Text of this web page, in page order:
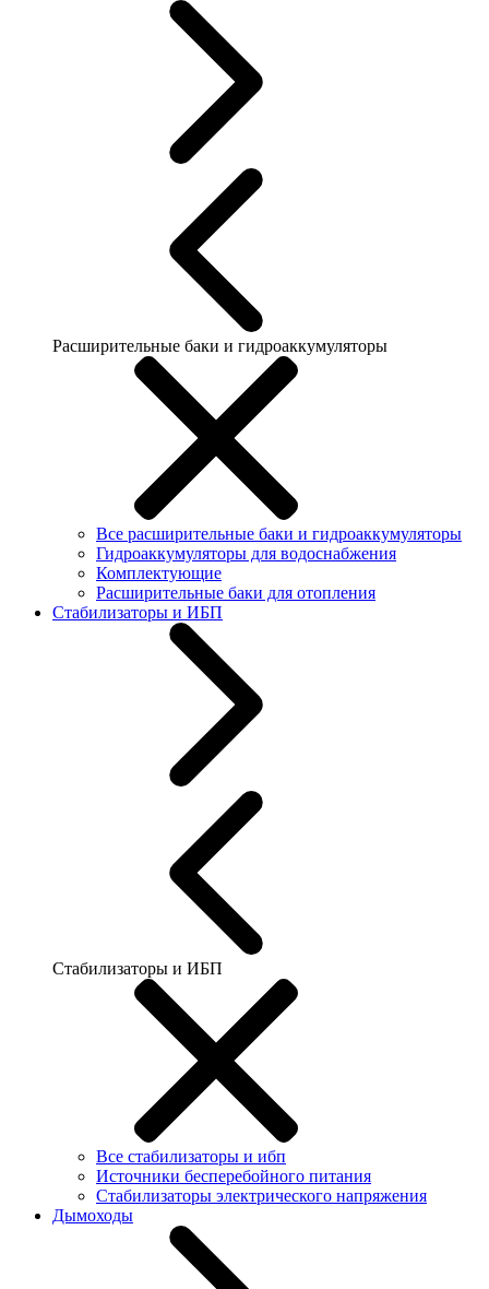
Расширительные баки и гидроаккумуляторы
Все расширительные баки и гидроаккумуляторы
Гидроаккумуляторы для водоснабжения
Комплектующие
Расширительные баки для отопления
Стабилизаторы и ИБП
Стабилизаторы и ИБП
Все стабилизаторы и ибп
Источники бесперебойного питания
Стабилизаторы электрического напряжения
Дымоходы